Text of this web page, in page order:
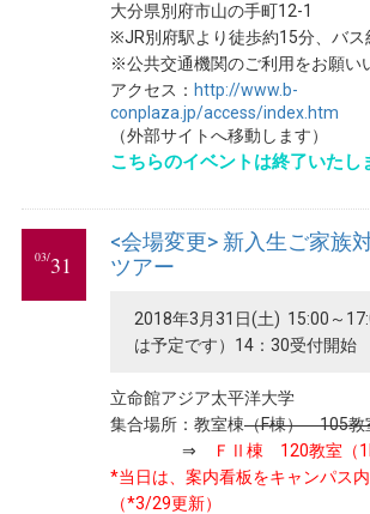
大分県別府市山の手町12-1
※JR別府駅より徒歩約15分、バス
※公共交通機関のご利用をお願い
アクセス： http://www.b-
conplaza.jp/access/index.htm
（外部サイトへ移動します）
こちらのイベントは終了いたし
03/31
<会場変更> 新入生ご家族
ツアー
2018年3月31日(土) 15:00～
は予定です）14：30受付開始
立命館アジア太平洋大学
集合場所：教室棟（F棟） 105教
⇒
ＦⅡ棟 120教室（
*当日は、案内看板をキャンパス
（*3/29更新）